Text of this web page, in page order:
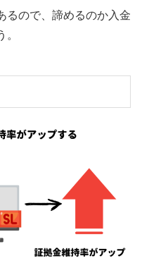
るので、諦めるのか入金